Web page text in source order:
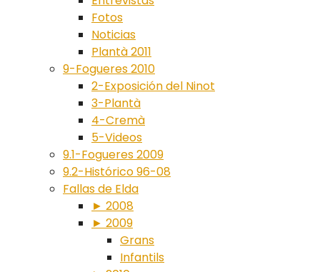
Fotos
Noticias
Plantà 2011
9-Fogueres 2010
2-Exposición del Ninot
3-Plantà
4-Cremà
5-Videos
9.1-Fogueres 2009
9.2-Histórico 96-08
Fallas de Elda
► 2008
► 2009
Grans
Infantils